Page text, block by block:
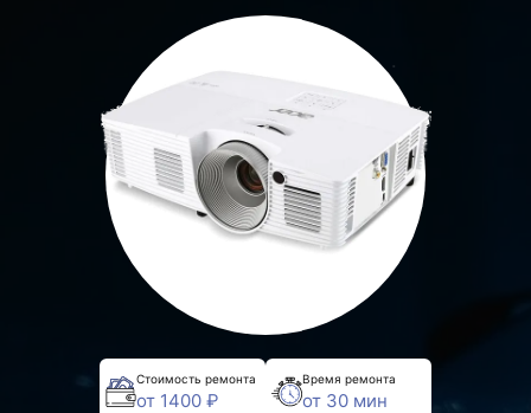
Стоимость ремонта
от 1400 ₽
Время ремонта
от 30 мин